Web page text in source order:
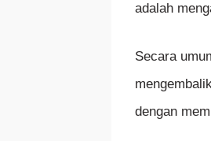
adalah
Secara
dengan